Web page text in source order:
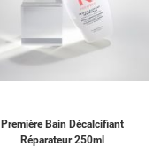
Première Bain Décalcifiant
Réparateur 250ml